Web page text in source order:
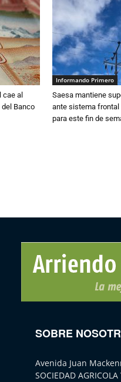
cae al
del Banco
Informando Primero
Saesa mantiene
ante sistema
para este fin de
SOBRE
Avenida Juan
SOCIEDAD